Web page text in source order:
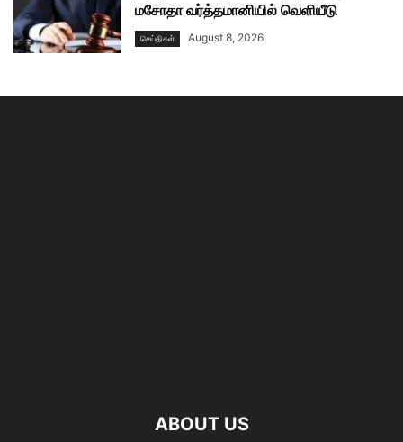
மசோதா வர்த்தமானியில் வெளியீடு
செய்திகள் August 8, 2026
ABOUT US